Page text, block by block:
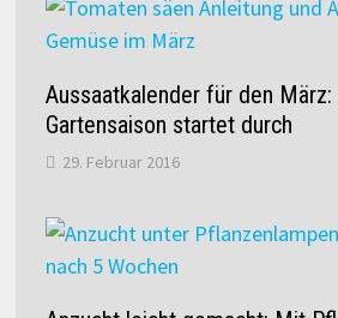
Aussaatkalender für den März:
Gartensaison startet durch
29. Februar 2016